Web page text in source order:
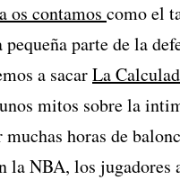
os contamos como el
parte de la
a sacarLa
mitos sobre la
muchas horas de
la NBA, los jugadores